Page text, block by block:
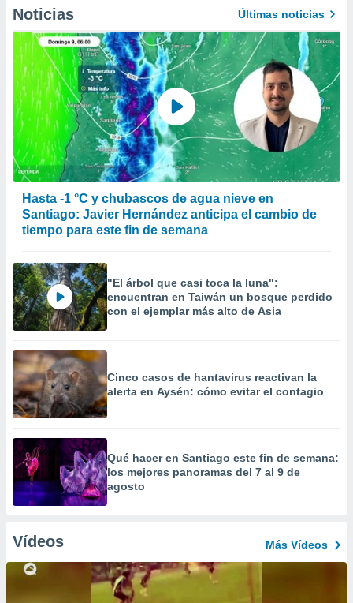
Noticias Últimas noticias
Hasta -1 °C y chubascos de agua nieve en
Santiago: Javier Hernández anticipa el cambio de
tiempo para este fin de semana
"El árbol que casi toca la luna":
encuentran en Taiwán un bosque perdido
con el ejemplar más alto de Asia
Cinco casos de hantavirus reactivan la
alerta en Aysén: cómo evitar el contagio
Qué hacer en Santiago este fin de semana:
los mejores panoramas del 7 al 9 de
agosto
Vídeos Más Vídeos